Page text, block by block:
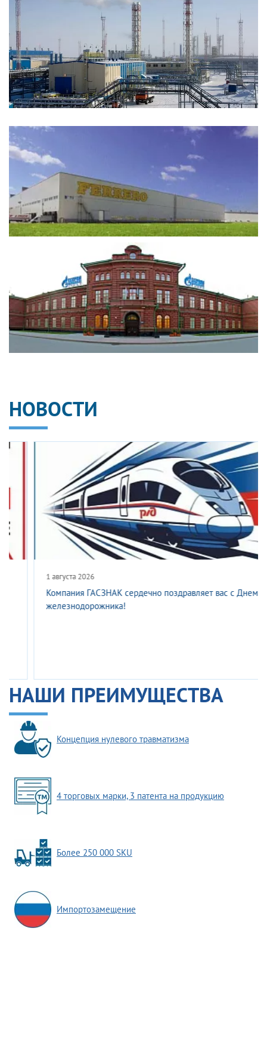
НОВОСТИ
1 августа 2026
Компания ГАСЗНАК сердечно поздравляет вас с Днем
железнодорожника!
НАШИ ПРЕИМУЩЕСТВА
Концепция нулевого травматизма
4 торговых марки, 3 патента на продукцию
Более 250 000 SKU
Импортозамещение